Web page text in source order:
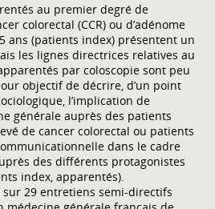
au premier degré de
colorectal (CCR) ou d’adénome
ans (patients index) présentent un
les lignes directrices relatives au
par coloscopie sont peu
objectif de décrire, d’un point
l’implication de
générale auprès des patients
de cancer colorectal ou patients
dans le cadre
des différents protagonistes
index, apparentés).
sur 29 entretiens semi-directifs